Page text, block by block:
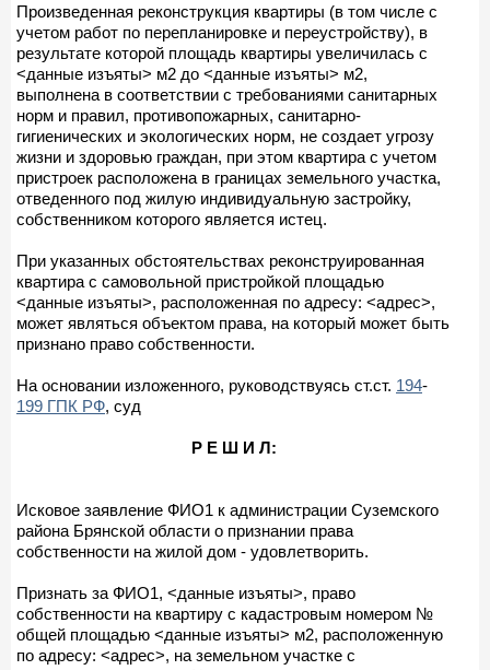
Произведенная реконструкция квартиры (в том числе с
учетом работ по перепланировке и переустройству), в
результате которой площадь квартиры увеличилась с
<данные изъяты> м2 до <данные изъяты> м2,
выполнена в соответствии с требованиями санитарных
норм и правил, противопожарных, санитарно-
гигиенических и экологических норм, не создает угрозу
жизни и здоровью граждан, при этом квартира с учетом
пристроек расположена в границах земельного участка,
отведенного под жилую индивидуальную застройку,
собственником которого является истец.
При указанных обстоятельствах реконструированная
квартира с самовольной пристройкой площадью
<данные изъяты>, расположенная по адресу: <адрес>,
может являться объектом права, на который может быть
признано право собственности.
На основании изложенного, руководствуясь ст.ст. 194-
199 ГПК РФ, суд
Р Е Ш И Л:
Исковое заявление ФИО1 к администрации Суземского
района Брянской области о признании права
собственности на жилой дом - удовлетворить.
Признать за ФИО1, <данные изъяты>, право
собственности на квартиру с кадастровым номером №
общей площадью <данные изъяты> м2, расположенную
по адресу: <адрес>, на земельном участке с